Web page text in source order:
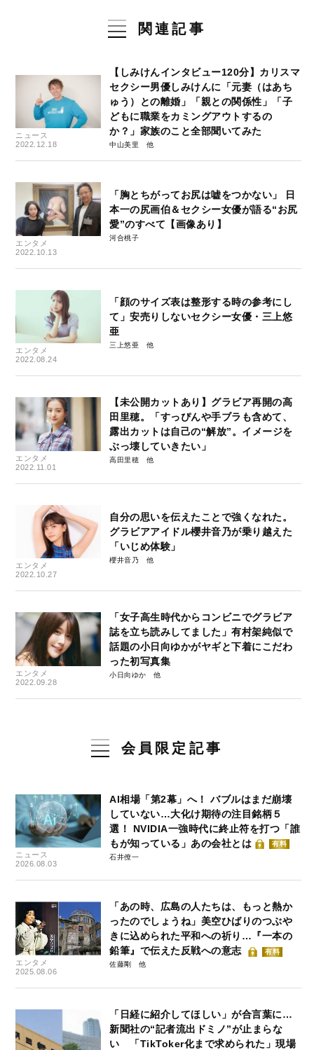
関連記事
ニュース
2022.12.18
【しみけんインタビュー120分】カリスマ
セクシー男優しみけんに「元妻（はあち
ゅう）との離婚」「親との関係性」「子
どもに職業をカミングアウトするの
か？」家族のこと全部聞いてみた
中山美里
エンタメ
2022.10.13
「胸とちがってお尻は嘘をつかない」 日
本一の尻画伯＆セクシー女優が語る“お尻
愛”のすべて【画像あり】
河合桃子
エンタメ
2022.08.24
「顔のサイズ表は整形する時の参考にし
て」安売りしないセクシー女優・三上悠
亜
三上悠亜
エンタメ
2022.11.01
【未公開カットあり】グラビア再開の高
田里穂。「すっぴんや手ブラも含めて、
露出カットは自己の“解放”。イメージを
ぶっ壊していきたい」
高田里穂
エンタメ
2022.10.27
自分の思いを伝えたことで強くなれた。
グラビアアイドル櫻井音乃が乗り越えた
「いじめ体験」
櫻井音乃
エンタメ
2022.09.28
「女子高生時代からコンビニでグラビア
誌を立ち読みしてました」有村架純似で
話題の小日向ゆかがヤギと下着にこだわ
った初写真集
小日向ゆか
会員限定記事
ニュース
2026.08.03
AI相場「第2幕」へ！ バブルはまだ崩壊
していない…大化け期待の注目銘柄５
選！ NVIDIA一強時代に終止符を打つ「誰
もが知っている」あの会社とは
有料
石井僚一
エンタメ
2025.08.06
「あの時、広島の人たちは、もっと熱か
ったのでしょうね」美空ひばりのつぶや
きに込められた平和への祈り…『一本の
鉛筆』で伝えた反戦への意志
有料
佐藤剛
「日経に紹介してほしい」が合言葉に…
新聞社の“記者流出ドミノ”が止まらな
い 「TikToker化まで求められた」現場